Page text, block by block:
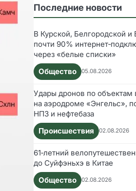
Последние новости
В Курской, Белгородской и
почти 90%
через «белые списки»
Общество
05.08.2026
Удары дронов по объектам
на аэродроме «Энгельс»,
НПЗ и нефтебаза
Происшествия
02.08.2026
61‑летний
до Суйфэньхэ в Китае
Общество
02.08.2026